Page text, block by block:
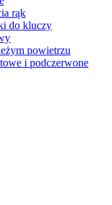
rąk
do kluczy
powietrzu
i podczerwone